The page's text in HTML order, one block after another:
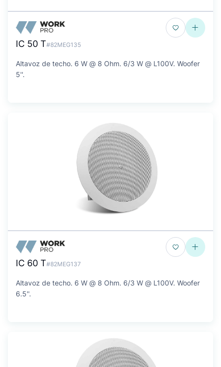
IC 50 T#82MEG135
Altavoz de techo. 6 W @ 8 Ohm. 6/3 W @ L100V. Woofer
5''.
IC 60 T#82MEG137
Altavoz de techo. 6 W @ 8 Ohm. 6/3 W @ L100V. Woofer
6.5''.